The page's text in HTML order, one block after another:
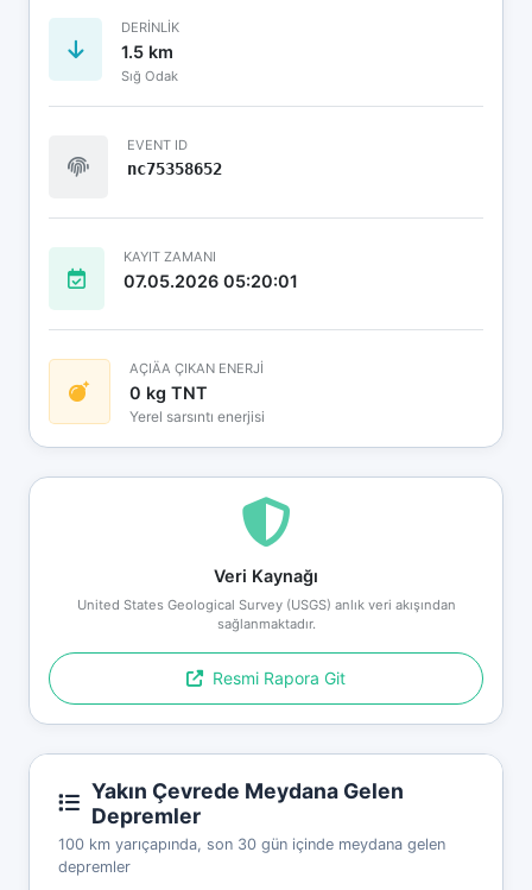
DERINLIK
1.5 km
Sığ Odak
EVENT ID
nc75358652
KAYIT ZAMANI
07.05.2026 05:20:01
AÇIÄA ÇIKAN ENERJİ
0 kg TNT
Yerel sarsıntı enerjisi
Veri Kaynağı
United States Geological Survey (USGS) anlık veri akışından
sağlanmaktadır.
Resmi Rapora Git
Yakın Çevrede Meydana Gelen
Depremler
100 km yarıçapında, son 30 gün içinde meydana gelen
depremler